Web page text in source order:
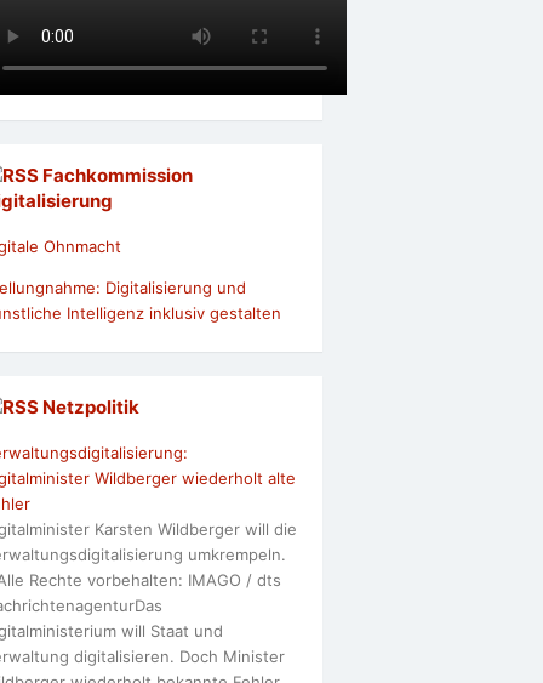
Fachkommission
Ohnmacht
Digitalisierung und
Intelligenz inklusiv gestalten
Netzpolitik
Wildberger wiederholt alte
Karsten Wildberger will die
umkrempeln.
Rechte vorbehalten: IMAGO / dts
will Staat und
digitalisieren. Doch Minister